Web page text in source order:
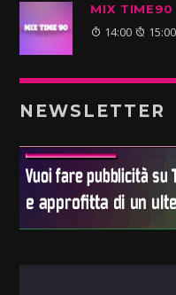
MIX TIME90
14:00 15:00
NEWSLETTER